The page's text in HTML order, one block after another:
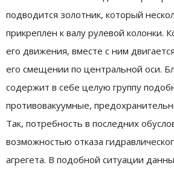
подводится золотник, который
прикреплен к валу рулевой колонки.
его движения, вместе с ним
его смещении по центральной оси.
содержит в себе целую группу
противовакуумные,
Так, потребность в последних
возможностью отказа
агрегета. В подобной ситуации